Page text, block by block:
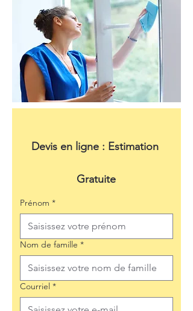
Devis en ligne : Estimation
Gratuite
Prénom *
Nom de famille *
Courriel *